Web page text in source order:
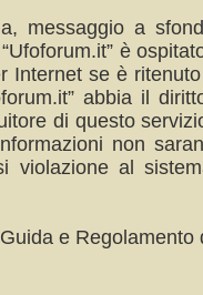
messaggio a
è
Internet se è
abbia il
di questo
non
violazione al
e